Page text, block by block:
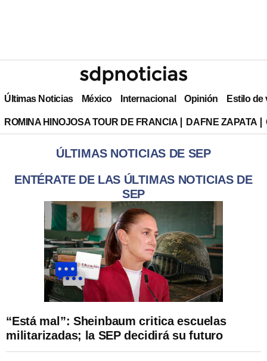
Últimas Noticias México Internacional Opinión Estilo de
ROMINA HINOJOSA TOUR DE FRANCIA DAFNE ZAPATA
ÚLTIMAS NOTICIAS DE SEP
ENTÉRATE DE LAS ÚLTIMAS NOTICIAS DE
SEP
“Está mal”: Sheinbaum critica escuelas
militarizadas; la SEP decidirá su futuro